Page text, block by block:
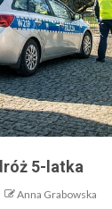
5-latka
Anna Grabowska